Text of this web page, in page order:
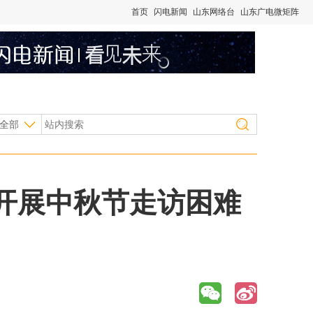
首页 闪电新闻 山东网络台 山东广电微矩阵
部
展中秋节走访困难